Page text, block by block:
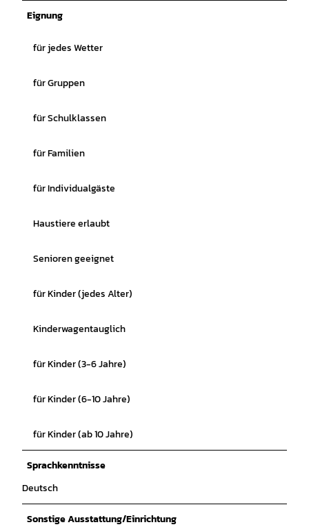
Eignung
für jedes Wetter
für Gruppen
für Schulklassen
für Familien
für Individualgäste
Haustiere erlaubt
Senioren geeignet
für Kinder (jedes Alter)
Kinderwagentauglich
für Kinder (3-6 Jahre)
für Kinder (6-10 Jahre)
für Kinder (ab 10 Jahre)
Sprachkenntnisse
Deutsch
Sonstige Ausstattung/Einrichtung